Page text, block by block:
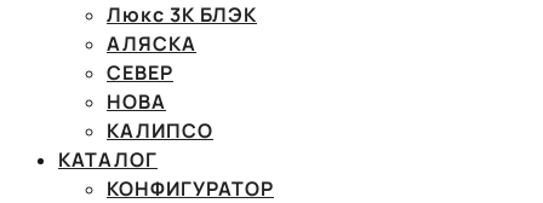
Люкс 3К БЛЭК
АЛЯСКА
СЕВЕР
НОВА
КАЛИПСО
КАТАЛОГ
КОНФИГУРАТОР